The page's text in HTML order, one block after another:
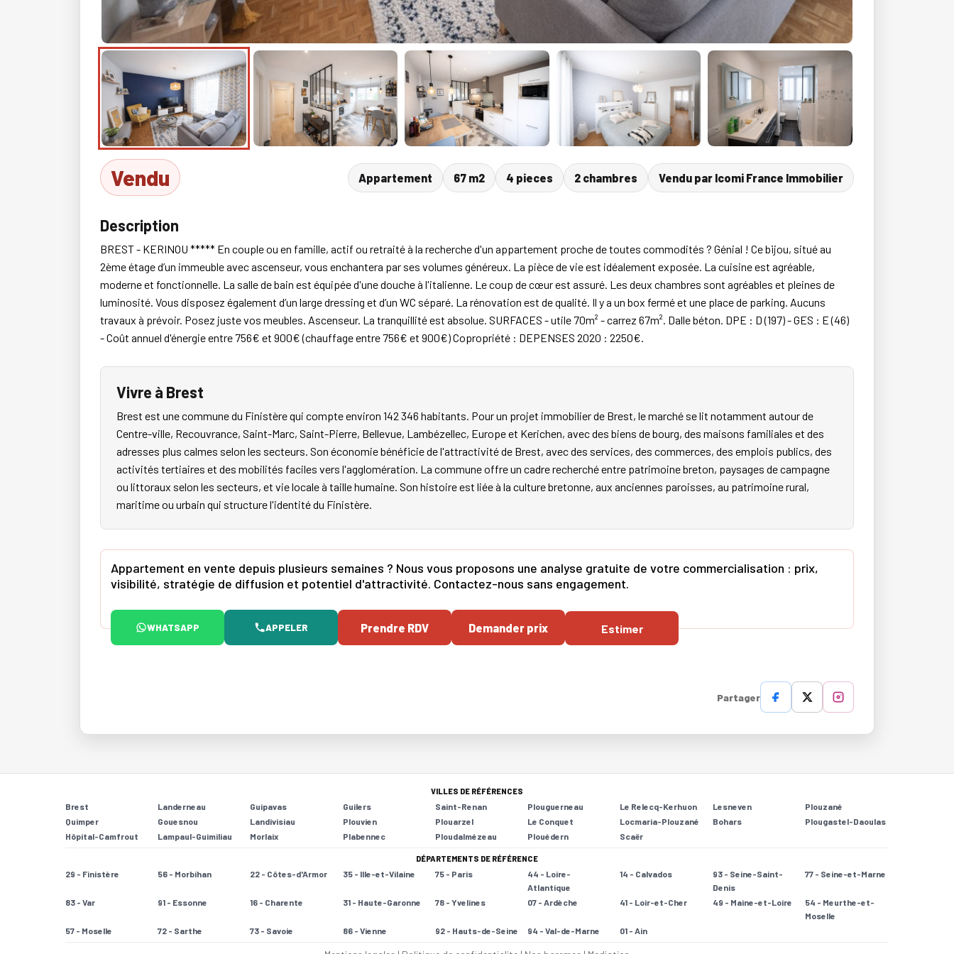
Vendu Appartement 67 m2 4 pieces 2 chambres Vendu par Icomi France Immobilier
Description
BREST - KERINOU ***** En couple ou en famille, actif ou retraité à la recherche d'un appartement proche de toutes commodités ? Génial ! Ce bijou, situé au
2ème étage d’un immeuble avec ascenseur, vous enchantera par ses volumes généreux. La pièce de vie est idéalement exposée. La cuisine est agréable,
moderne et fonctionnelle. La salle de bain est équipée d'une douche à l'italienne. Le coup de cœur est assuré. Les deux chambres sont agréables et pleines de
luminosité. Vous disposez également d’un large dressing et d’un WC séparé. La rénovation est de qualité. Il y a un box fermé et une place de parking. Aucuns
travaux à prévoir. Posez juste vos meubles. Ascenseur. La tranquillité est absolue. SURFACES - utile 70m² - carrez 67m². Dalle béton. DPE : D (197) - GES : E (46)
- Coût annuel d'énergie entre 756€ et 900€ (chauffage entre 756€ et 900€) Copropriété : DEPENSES 2020 : 2250€.
Vivre à Brest
Brest est une commune du Finistère qui compte environ 142 346 habitants. Pour un projet immobilier de Brest, le marché se lit notamment autour de
Centre-ville, Recouvrance, Saint-Marc, Saint-Pierre, Bellevue, Lambézellec, Europe et Kerichen, avec des biens de bourg, des maisons familiales et des
adresses plus calmes selon les secteurs. Son économie bénéficie de l'attractivité de Brest, avec des services, des commerces, des emplois publics, des
activités tertiaires et des mobilités faciles vers l'agglomération. La commune offre un cadre recherché entre patrimoine breton, paysages de campagne
ou littoraux selon les secteurs, et vie locale à taille humaine. Son histoire est liée à la culture bretonne, aux anciennes paroisses, au patrimoine rural,
maritime ou urbain qui structure l'identité du Finistère.
Appartement en vente depuis plusieurs semaines ? Nous vous proposons une analyse gratuite de votre commercialisation : prix,
visibilité, stratégie de diffusion et potentiel d'attractivité. Contactez-nous sans engagement.
WHATSAPP APPELER Prendre RDV Demander prix Estimer
Partager
VILLES DE RÉFÉRENCES
Brest Landerneau Guipavas Guilers Saint-Renan Plouguerneau Le Relecq-Kerhuon Lesneven
Plouzané
Quimper
Gouesnou Landivisiau Plouvien Plouarzel Le Conquet Locmaria-Plouzané Bohars
Plougastel-Daoulas
Hôpital-Camfrout
Lampaul-Guimiliau Morlaix Plabennec Ploudalmézeau Plouédern Scaër
DÉPARTEMENTS DE RÉFÉRENCE
29 - Finistère 56 - Morbihan 22 - Côtes-d'Armor 35 - Ille-et-Vilaine 75 - Paris
44 - Loire-
Atlantique
14 - Calvados
93 - Seine-Saint-
Denis
77 - Seine-et-Marne
83 - Var 91 - Essonne 16 - Charente 31 - Haute-Garonne 78 - Yvelines 07 - Ardèche 41 - Loir-et-Cher 49 - Maine-et-Loire
54 - Meurthe-et-
Moselle
57 - Moselle
72 - Sarthe 73 - Savoie 86 - Vienne 92 - Hauts-de-Seine 94 - Val-de-Marne 01 - Ain